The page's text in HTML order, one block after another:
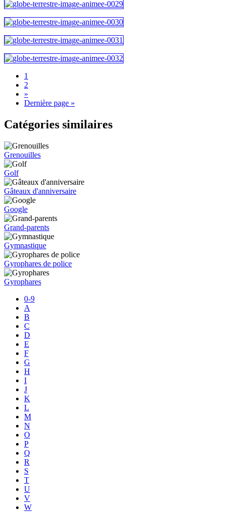
1
2
»
Dernière page »
Catégories similaires
Grenouilles
Golf
Gâteaux d'anniversaire
Google
Grand-parents
Gymnastique
Gyrophares de police
Gyrophares
0-9
A
B
C
D
E
F
G
H
I
J
K
L
M
N
O
P
Q
R
S
T
U
V
W